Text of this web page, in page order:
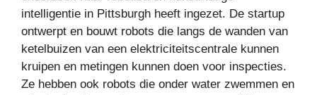
intelligentie in Pittsburgh heeft ingezet. De startup
ontwerpt en bouwt robots die langs de wanden van
ketelbuizen van een elektriciteitscentrale kunnen
kruipen en metingen kunnen doen voor inspecties.
Ze hebben ook robots die onder water zwemmen en